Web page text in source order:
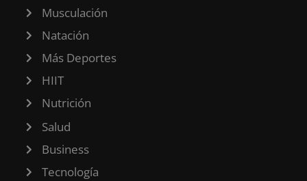
Musculación
Natación
Más Deportes
HIIT
Nutrición
Salud
Business
Tecnología